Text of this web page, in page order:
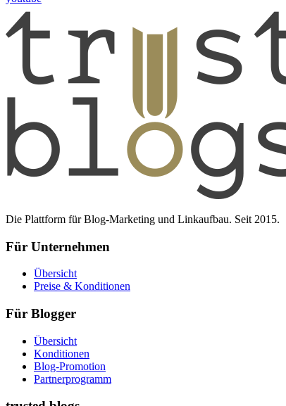
Die Plattform für Blog-Marketing und Linkaufbau. Seit 2015.
Für Unternehmen
Übersicht
Preise & Konditionen
Für Blogger
Übersicht
Konditionen
Blog-Promotion
Partnerprogramm